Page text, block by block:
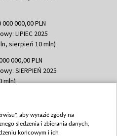
000,00 PLN
LIPIEC 2025
sierpień 10 mln)
000,00 PLN
SIERPIEŃ 2025
mln)
051,21 PLN
mln, październik 350
aby wyrazić zgody na
śledzenia i zbierania danych,
końcowym i ich